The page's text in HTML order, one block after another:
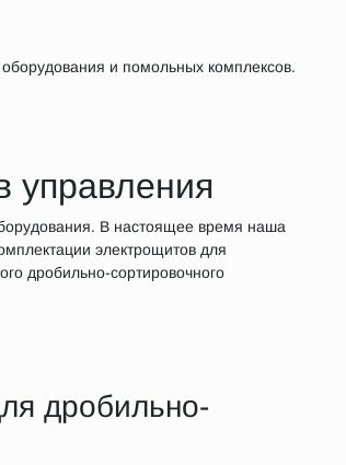
и помольных комплексов.
управления
В настоящее время наша
электрощитов для
дробильно-сортировочного
дробильно-